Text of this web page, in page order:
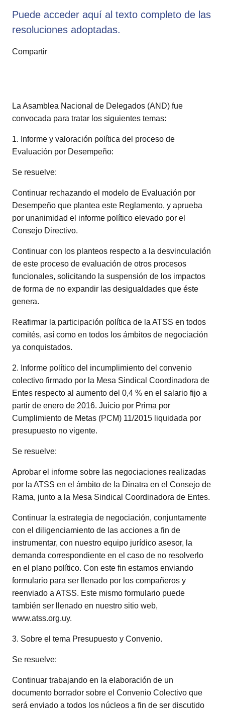
Puede acceder aquí al texto completo de las
resoluciones adoptadas.
Compartir
La Asamblea Nacional de Delegados (AND) fue
convocada para tratar los siguientes temas:
1. Informe y valoración política del proceso de
Evaluación por Desempeño:
Se resuelve:
Continuar rechazando el modelo de Evaluación por
Desempeño que plantea este Reglamento, y aprueba
por unanimidad el informe político elevado por el
Consejo Directivo.
Continuar con los planteos respecto a la desvinculación
de este proceso de evaluación de otros procesos
funcionales, solicitando la suspensión de los impactos
de forma de no expandir las desigualdades que éste
genera.
Reafirmar la participación política de la ATSS en todos
comités, así como en todos los ámbitos de negociación
ya conquistados.
2. Informe político del incumplimiento del convenio
colectivo firmado por la Mesa Sindical Coordinadora de
Entes respecto al aumento del 0,4 % en el salario fijo a
partir de enero de 2016. Juicio por Prima por
Cumplimiento de Metas (PCM) 11/2015 liquidada por
presupuesto no vigente.
Se resuelve:
Aprobar el informe sobre las negociaciones realizadas
por la ATSS en el ámbito de la Dinatra en el Consejo de
Rama, junto a la Mesa Sindical Coordinadora de Entes.
Continuar la estrategia de negociación, conjuntamente
con el diligenciamiento de las acciones a fin de
instrumentar, con nuestro equipo jurídico asesor, la
demanda correspondiente en el caso de no resolverlo
en el plano político. Con este fin estamos enviando
formulario para ser llenado por los compañeros y
reenviado a ATSS. Este mismo formulario puede
también ser llenado en nuestro sitio web,
www.atss.org.uy.
3. Sobre el tema Presupuesto y Convenio.
Se resuelve:
Continuar trabajando en la elaboración de un
documento borrador sobre el Convenio Colectivo que
será enviado a todos los núcleos a fin de ser discutido